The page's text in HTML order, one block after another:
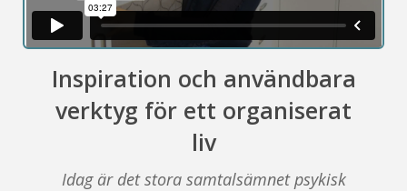
Inspiration och användbara
verktyg för ett organiserat
liv
Idag är det stora samtalsämnet psykisk